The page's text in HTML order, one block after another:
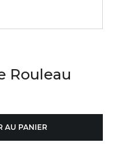
Rouleau
AU PANIER